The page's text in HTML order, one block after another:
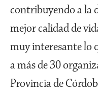
contribuyendo a la
mejor calidad de
muy interesante lo
a más de 30
Provincia de